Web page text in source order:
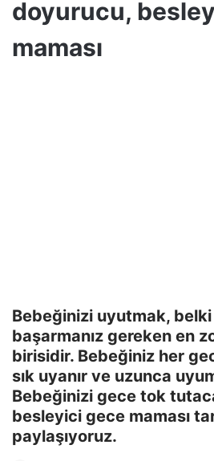
doyurucu,
maması
Bebeğinizi uyutmak,
başarmanız gereken en
birisidir. Bebeğiniz her
sık uyanır ve uzunca
Bebeğinizi gece tok
besleyici gece maması
paylaşıyoruz.